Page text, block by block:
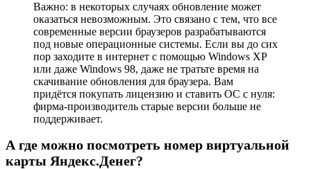
Важно: в некоторых случаях обновление может
оказаться невозможным. Это связано с тем, что все
современные версии браузеров разрабатываются
под новые операционные системы. Если вы до сих
пор заходите в интернет с помощью Windows XP
или даже Windows 98, даже не тратьте время на
скачивание обновления для браузера. Вам
придётся покупать лицензию и ставить ОС с нуля:
фирма-производитель старые версии больше не
поддерживает.
А где можно посмотреть номер виртуальной
карты Яндекс.Денег?